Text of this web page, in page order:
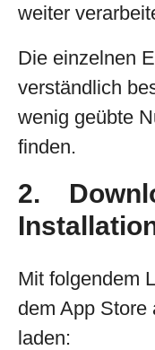
weiter
Die einzelnen
verständlich
wenig geübte
finden.
2.
Mit folgendem
dem App Store
laden: